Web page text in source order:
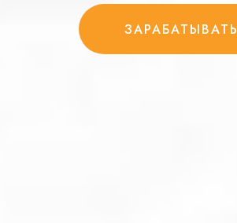
ЗАРАБАТЫВАТЬ